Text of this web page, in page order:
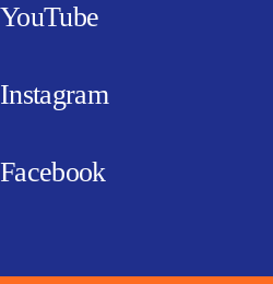
YouTube
Instagram
Facebook